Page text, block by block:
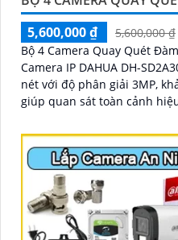
5,600,000 ₫
5,600,000 ₫
Bộ 4 Camera Quay Quét
Camera IP DAHUA DH-
nét với độ phân giải 3MP,
giúp quan sát toàn cảnh hiệu quả. Tích hợp